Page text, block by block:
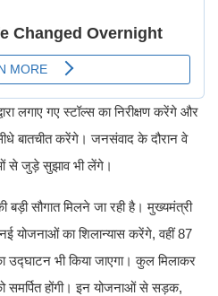
लगाए गए स्टॉल्स का निरीक्षण करेंगे और
बातचीत करेंगे। जनसंवाद के दौरान वे
से जुड़े सुझाव भी लेंगे।
बड़ी सौगात मिलने जा रही है। मुख्यमंत्री
योजनाओं का शिलान्यास करेंगे, वहीं 87
उद्घाटन भी किया जाएगा। कुल मिलाकर
समर्पित होंगी। इन योजनाओं से सड़क,